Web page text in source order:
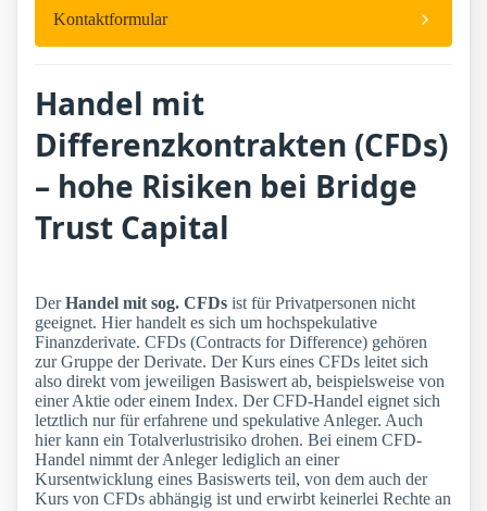
Kontaktformular
Handel mit
Differenzkontrakten (CFDs)
– hohe Risiken bei Bridge
Trust Capital
DerHandel mit sog. CFDs ist für Privatpersonen nicht
geeignet. Hier handelt es sich um hochspekulative
Finanzderivate. CFDs (Contracts for Difference) gehören
zur Gruppe der Derivate. Der Kurs eines CFDs leitet sich
also direkt vom jeweiligen Basiswert ab, beispielsweise von
einer Aktie oder einem Index. Der CFD-Handel eignet sich
letztlich nur für erfahrene und spekulative Anleger. Auch
hier kann ein Totalverlustrisiko drohen. Bei einem CFD-
Handel nimmt der Anleger lediglich an einer
Kursentwicklung eines Basiswerts teil, von dem auch der
Kurs von CFDs abhängig ist und erwirbt keinerlei Rechte an